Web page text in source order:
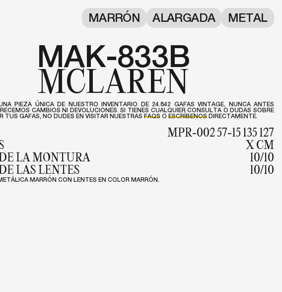
MARRÓN ALARGADA METAL
MAK-833B
MCLAREN
PIEZA ÚNICA DE NUESTRO INVENTARIO DE 24.842 GAFAS VINTAGE, NUNCA ANTES
CAMBIOS NI DEVOLUCIONES. SI TIENES CUALQUIER CONSULTA O DUDAS SOBRE
TUS GAFAS, NO DUDES EN VISITAR NUESTRAS FAQS O ESCRÍBENOS DIRECTAMENTE.
MPR-002 57-15 135 127
X CM
LA MONTURA
10/10
LAS LENTES
10/10
MARRÓN CON LENTES EN COLOR MARRÓN.